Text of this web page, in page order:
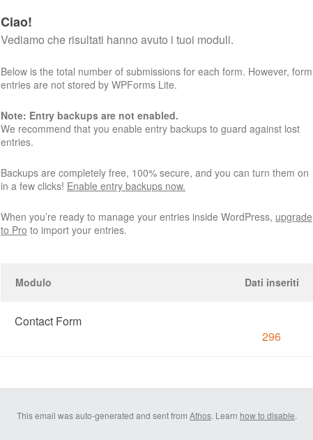
Ciao!
Vediamo che risultati hanno avuto i tuoi moduli.
Below is the total number of submissions for each form. However, form
entries are not stored by WPForms Lite.
Note: Entry backups are not enabled.
We recommend that you enable entry backups to guard against lost
entries.
Backups are completely free, 100% secure, and you can turn them on
in a few clicks! Enable entry backups now.
When you’re ready to manage your entries inside WordPress, upgrade
to Pro to import your entries.
Modulo Dati inseriti
Contact Form
296
This email was auto-generated and sent from Athos. Learn how to disable.